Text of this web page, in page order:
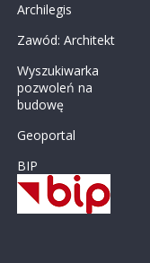
Archilegis
Zawód: Architekt
Wyszukiwarka
pozwoleń na
budowę
Geoportal
BIP